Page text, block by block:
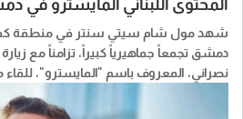
المحتوى اللبناني المايسترو في
شهد مول شام سيتي سنتر في منطقة
دمشق تجمعاً جماهيرياً كبيراً، تزامناً مع
نصراني، المعروف باسم "المايسترو"،